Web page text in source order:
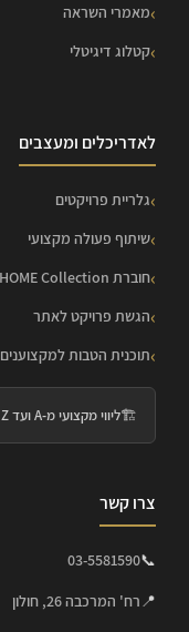
מאמרי השראה
קטלוג דיגיטלי
לאדריכלים ומעצבים
גלריית פרויקטים
שיתוף פעולה מקצועי
חוברת HOME Collection
הגשת פרויקט לאתר
תוכנית הטבות למקצוענים
🏗️ליווי מקצועי מ-A ועד Z
צרו קשר
📞
03-5581590
📍רח' המרכבה 26, חולון